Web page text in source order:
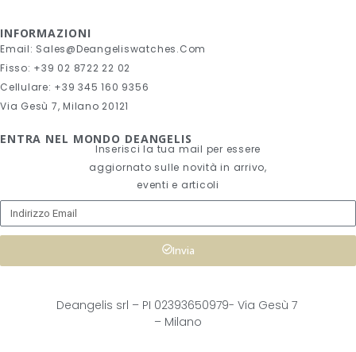
INFORMAZIONI
Email: Sales@deangeliswatches.com
Fisso: +39 02 8722 22 02
Cellulare: +39 345 160 9356
Via Gesù 7, Milano 20121
ENTRA NEL MONDO DEANGELIS
Inserisci la tua mail per essere
aggiornato sulle novità in arrivo,
eventi e articoli
Invia
Deangelis srl – PI 02393650979- Via Gesù 7
– Milano